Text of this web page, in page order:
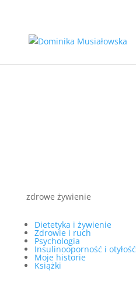
zdrowe żywienie
Dietetyka i żywienie
Zdrowie i ruch
Psychologia
Insulinooporność i otyłość
Moje historie
Książki